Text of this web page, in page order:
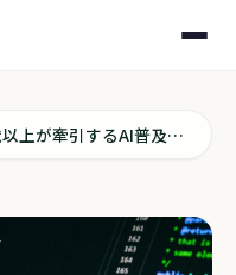
35歳以上が牽引するAI普及、経営説明に使える話